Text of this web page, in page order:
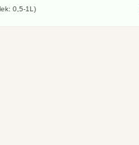
0,5-1L)